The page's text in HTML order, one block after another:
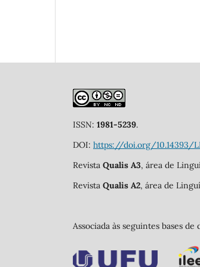
ISSN: 1981-5239.
DOI: https://doi.org/10.14393/
Revista Qualis A3, área de
Revista Qualis A2, área de
Associada às seguintes bases